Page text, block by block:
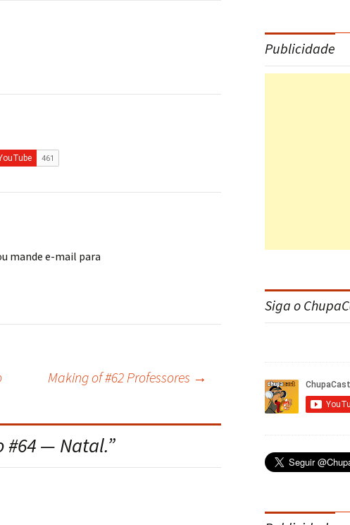
mande e-mail para
Making of #62 Professores →
#64 — Natal.”
Publicidade
Siga o